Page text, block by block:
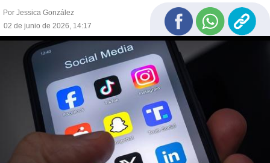
Por Jessica González
02 de junio de 2026, 14:17